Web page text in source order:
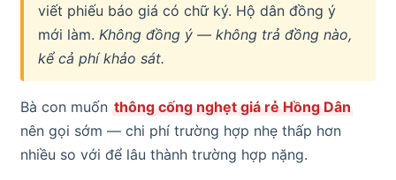
viết phiếu báo giá có chữ ký. Hộ dân đồng ý
mới làm. Không đồng ý — không trả đồng nào,
kể cả phí khảo sát.
Bà con muốn thông cống nghẹt giá rẻ Hồng Dân
nên gọi sớm — chi phí trường hợp nhẹ thấp hơn
nhiều so với để lâu thành trường hợp nặng.